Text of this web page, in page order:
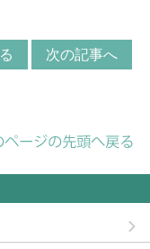
次の記事へ